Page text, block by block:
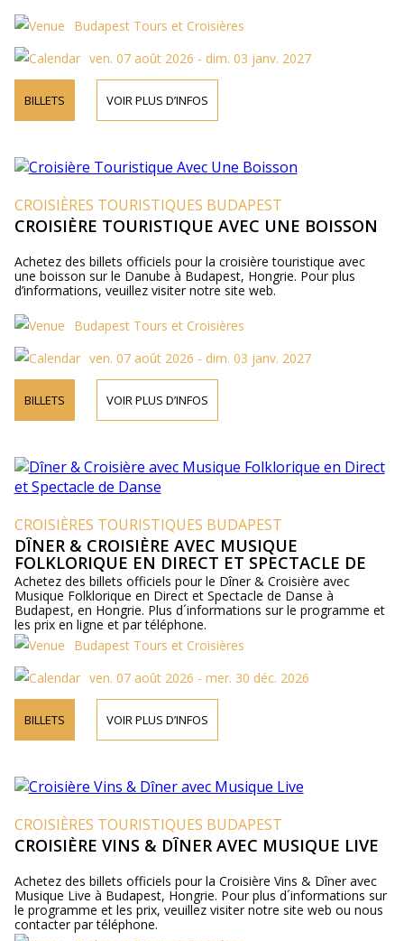
Budapest Tours et Croisières
ven. 07 août 2026 - dim. 03 janv. 2027
BILLETS VOIR PLUS D’INFOS
CROISIÈRES TOURISTIQUES BUDAPEST
CROISIÈRE TOURISTIQUE AVEC UNE BOISSON
Achetez des billets officiels pour la croisière touristique avec
une boisson sur le Danube à Budapest, Hongrie. Pour plus
d’informations, veuillez visiter notre site web.
Budapest Tours et Croisières
ven. 07 août 2026 - dim. 03 janv. 2027
BILLETS VOIR PLUS D’INFOS
CROISIÈRES TOURISTIQUES BUDAPEST
DÎNER & CROISIÈRE AVEC MUSIQUE
FOLKLORIQUE EN DIRECT ET SPECTACLE DE
DANSE
Achetez des billets officiels pour le Dîner & Croisière avec
Musique Folklorique en Direct et Spectacle de Danse à
Budapest, en Hongrie. Plus d´informations sur le programme et
les prix en ligne et par téléphone.
Budapest Tours et Croisières
ven. 07 août 2026 - mer. 30 déc. 2026
BILLETS VOIR PLUS D’INFOS
CROISIÈRES TOURISTIQUES BUDAPEST
CROISIÈRE VINS & DÎNER AVEC MUSIQUE LIVE
Achetez des billets officiels pour la Croisière Vins & Dîner avec
Musique Live à Budapest, Hongrie. Pour plus d´informations sur
le programme et les prix, veuillez visiter notre site web ou nous
contacter par téléphone.